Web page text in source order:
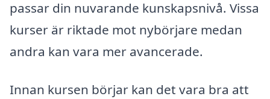
passar din nuvarande kunskapsnivå. Vissa
kurser är riktade mot nybörjare medan
andra kan vara mer avancerade.
Innan kursen börjar kan det vara bra att